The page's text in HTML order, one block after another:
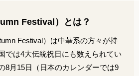
Festival）とは？
Festival）は中華系の方々が持
では4大伝統祝日にも数えられてい
8月15日（日本のカレンダーでは9